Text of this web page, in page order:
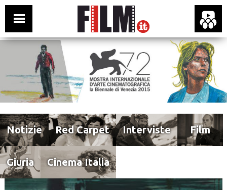
Notizie Red Carpet Interviste Film
Giuria Cinema Italia